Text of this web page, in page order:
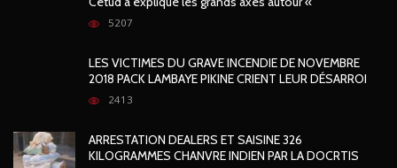
5207
LES VICTIMES DU GRAVE INCENDIE DE NOVEMBRE
2018 PACK LAMBAYE PIKINE CRIENT LEUR DÉSARROI
2413
ARRESTATION DEALERS ET SAISINE 326
KILOGRAMMES CHANVRE INDIEN PAR LA DOCRTIS